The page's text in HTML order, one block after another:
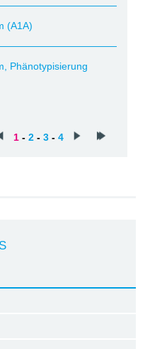
(A1A)
Phänotypisierung
1 - 2 - 3 - 4